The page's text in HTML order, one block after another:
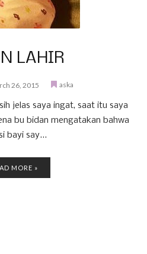
LAHIR
26, 2015 aska
jelas saya ingat, saat itu saya
bu bidan mengatakan bahwa
bayi say...
MORE »